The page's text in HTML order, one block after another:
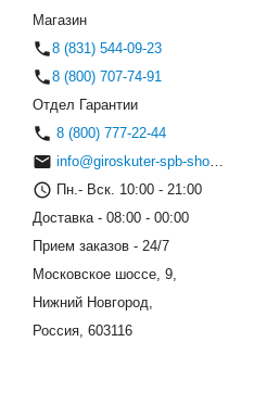
Магазин
8 (831) 544-09-23
8 (800) 707-74-91
Отдел Гарантии
8 (800) 777-22-44
info@giroskuter-spb-shop.ru
Пн.- Вск. 10:00 - 21:00
Доставка - 08:00 - 00:00
Прием заказов - 24/7
Московское шоссе, 9,
Нижний Новгород,
Россия, 603116